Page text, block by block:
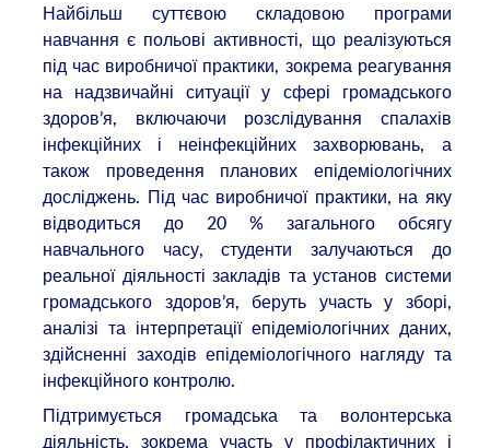
Найбільш суттєвою складовою програми
навчання є польові активності, що реалізуються
під час виробничої практики, зокрема реагування
на надзвичайні ситуації у сфері громадського
здоров’я, включаючи розслідування спалахів
інфекційних і неінфекційних захворювань, а
також проведення планових епідеміологічних
досліджень. Під час виробничої практики, на яку
відводиться до 20 % загального обсягу
навчального часу, студенти залучаються до
реальної діяльності закладів та установ системи
громадського здоров’я, беруть участь у зборі,
аналізі та інтерпретації епідеміологічних даних,
здійсненні заходів епідеміологічного нагляду та
інфекційного контролю.
Підтримується громадська та волонтерська
діяльність, зокрема участь у профілактичних і